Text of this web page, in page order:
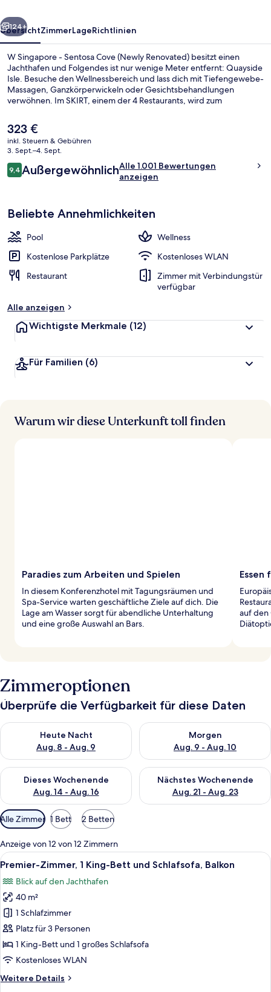
Renovated)
Weiter
124+
ÜbersichtZimmerLageRichtlinien
W Singapore - Sentosa Cove (Newly Renovated) besitzt einen
Jachthafen und Folgendes ist nur wenige Meter entfernt: Quayside
Isle. Besuche den Wellnessbereich und lass dich mit Tiefengewebe-
Massagen, Ganzkörperwickeln oder Gesichtsbehandlungen
verwöhnen. Im SKIRT, einem der 4 Restaurants, wird zum
serviert. Dieses Hotel im luxuriösen Stil bietet als weitere Highlights
einen Außenpool, eine Poolbar sowie ein rund um die Uhr
geöffnetes Fitnesscenter. Anderen Reisenden gefallen das
hilfsbereite Personal und der allgemeine Zustand sehr gut.
Der
aktuelle
Preis
323 €.
323 €
inkl. Steuern & Gebühren
3. Sept.–4. Sept.
Bewertungen
9,49,4 von 10.
AußergewöhnlichAlle 1.001 Bewertungen
anzeigen
Beliebte Annehmlichkeiten
Pool
Wellness
Kostenlose Parkplätze
Kostenloses WLAN
Restaurant
Zimmer mit Verbindungstür
verfügbar
Alle anzeigen
Wichtigste Merkmale (12)
Für Familien (6)
Warum wir diese Unterkunft toll finden
Paradies zum Arbeiten und Spielen
In diesem Konferenzhotel mit Tagungsräumen und
Spa-Service warten geschäftliche Ziele auf dich. Die
Lage am Wasser sorgt für abendliche Unterhaltung
und eine große Auswahl an Bars.
Essen
auf den
Zimmeroptionen
Überprüfe die Verfügbarkeit für diese Daten
Heute Nacht
Aug. 8 - Aug. 9
Überprüfe die Verfügbarkeit für heute Nacht, Aug. 8 - Aug. 9.
Morgen
Aug. 9 - Aug. 10
Überprüfe die Verfügbarkeit
Dieses Wochenende
Aug. 14 - Aug. 16
Überprüfe die Verfügbarkeit für dieses Wochenende, Aug. 14
Nächstes Wochenende
Aug. 21 - Aug. 23
Überprüfe die Verfügbarkeit
Verfügbare
Filter
für
Zimmer
Alle Zimmer 1 Bett 2 Betten
Anzeige von 12 von 12 Zimmern
Alle
Fotos
für
Premier-
Zimmer,
1 King-
Bett
und
Balkon
Ein modernes Hotelzimmer mit
6
Premier-Zimmer, 1 King-Bett und Schlafsofa, Balkon
Blick auf den Jachthafen
40 m²
1 Schlafzimmer
Platz für 3 Personen
1 King-Bett und 1 großes Schlafsofa
Kostenloses WLAN
Weitere Details
Weitere